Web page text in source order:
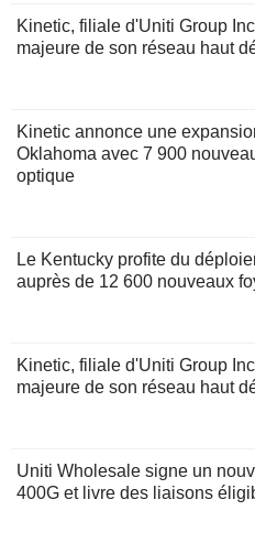
Kinetic, filiale d'Uniti Group
majeure de son réseau haut
Kinetic annonce une
Oklahoma avec 7 900
optique
Le Kentucky profite du
auprès de 12 600 nouveaux
Kinetic, filiale d'Uniti Group
majeure de son réseau haut
Uniti Wholesale signe un
400G et livre des liaisons